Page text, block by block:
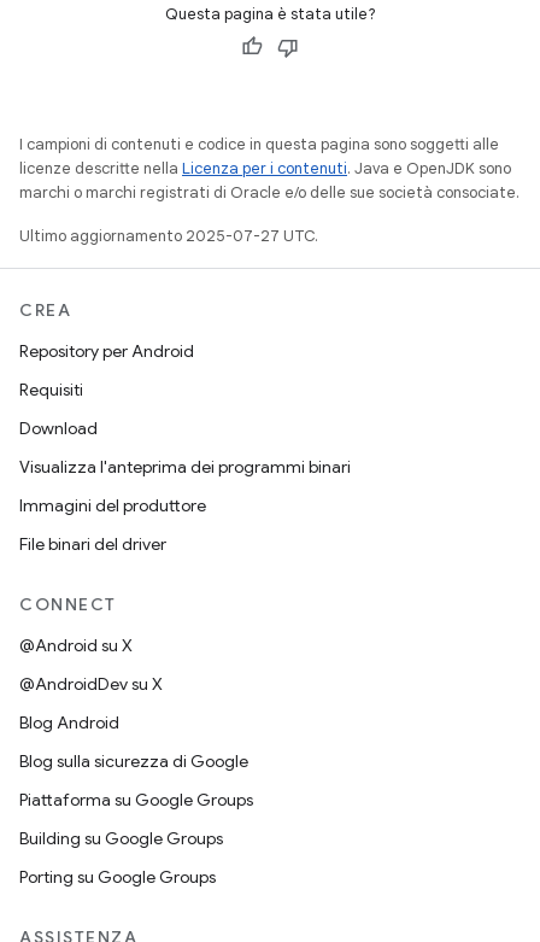
Questa pagina è stata utile?
I campioni di contenuti e codice in questa pagina sono soggetti alle
licenze descritte nella Licenza per i contenuti. Java e OpenJDK sono
marchi o marchi registrati di Oracle e/o delle sue società consociate.
Ultimo aggiornamento 2025-07-27 UTC.
CREA
Repository per Android
Requisiti
Download
Visualizza l'anteprima dei programmi binari
Immagini del produttore
File binari del driver
CONNECT
@Android su X
@AndroidDev su X
Blog Android
Blog sulla sicurezza di Google
Piattaforma su Google Groups
Building su Google Groups
Porting su Google Groups
ASSISTENZA